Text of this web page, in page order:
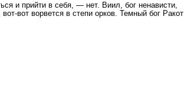
и прийти в себя, — нет. Виил, бог ненависти,
вот ворвется в степи орков. Темный бог Ракот